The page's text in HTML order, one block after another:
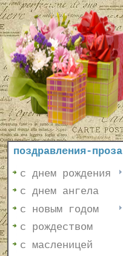
поздравления-проза
с днем рождения
с днем ангела
с новым годом
с рождеством
с масленицей